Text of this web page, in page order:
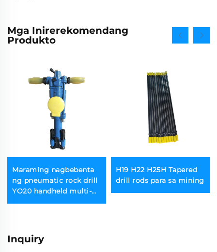
Mga Inirerekomendang
Produkto
Maraming nagbebenta
ng pneumatic rock drill
YO20 handheld multi-
purpose rock drill
H19 H22 H25H Tapered
drill rods para sa mining
Inquiry